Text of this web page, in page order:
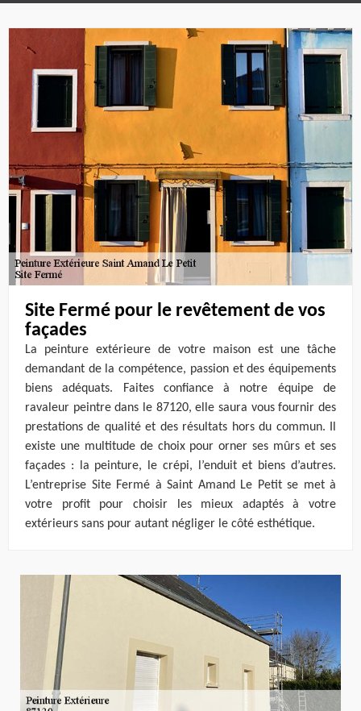
Site Fermé pour le revêtement de vos
façades
La peinture extérieure de votre maison est une tâche
demandant de la compétence, passion et des équipements
biens adéquats. Faites confiance à notre équipe de
ravaleur peintre dans le 87120, elle saura vous fournir des
prestations de qualité et des résultats hors du commun. Il
existe une multitude de choix pour orner ses mûrs et ses
façades : la peinture, le crépi, l’enduit et biens d’autres.
L’entreprise Site Fermé à Saint Amand Le Petit se met à
votre profit pour choisir les mieux adaptés à votre
extérieurs sans pour autant négliger le côté esthétique.